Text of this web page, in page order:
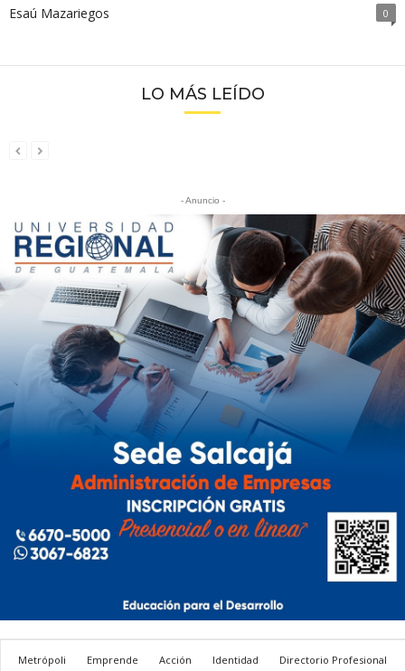
Esaú Mazariegos 0
LO MÁS LEÍDO
- Anuncio -
Metrópoli Emprende Acción Identidad Directorio Profesional